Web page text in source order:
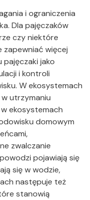
i ograniczenia
Dla pajęczaków
czy niektóre
więcej
jako
i kontroli
W ekosystemach
utrzymaniu
ekosystemach
domowym
zwalczanie
pojawiają się
się w wodzie,
następuje też
stanowią